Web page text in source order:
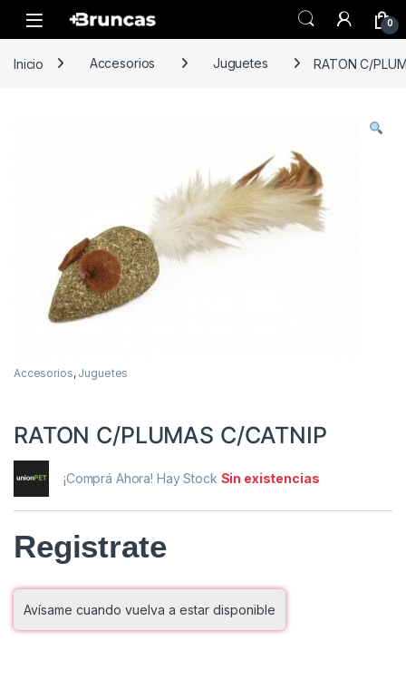
Skip to navigation
Skip to content
0
Inicio Accesorios Juguetes RATON C/
Accesorios, Juguetes
RATON C/PLUMAS C/CATNIP
¡Comprá Ahora! Hay Stock Sin existencias
Registrate
Avísame cuando vuelva a estar disponible